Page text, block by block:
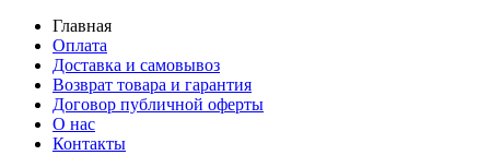
Главная
Оплата
Доставка и самовывоз
Возврат товара и гарантия
Договор публичной оферты
О нас
Контакты